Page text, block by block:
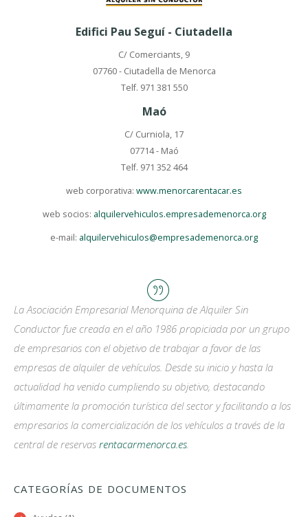
Edifici Pau Seguí - Ciutadella
C/ Comerciants, 9
07760 - Ciutadella de Menorca
Telf. 971 381 550
Maó
C/ Curniola, 17
07714 - Maó
Telf. 971 352 464
web corporativa: www.menorcarentacar.es
web socios: alquilervehiculos.empresademenorca.org
e-mail: alquilervehiculos@empresademenorca.org
La Asociación Empresarial Menorquina de Alquiler Sin
Conductor fue creada en el año 1986 propiciada por un grupo
de empresarios con el objetivo de trabajar a favor de las
empresas de alquiler de vehículos. Desde su inicio y hasta la
actualidad ha venido cumpliendo su objetivo, destacando
últimamente la promoción turística del sector y facilitando a los
empresarios la comercialización de los vehículos a través de la
central de reservas rentacarmenorca.es
CATEGORÍAS DE DOCUMENTOS